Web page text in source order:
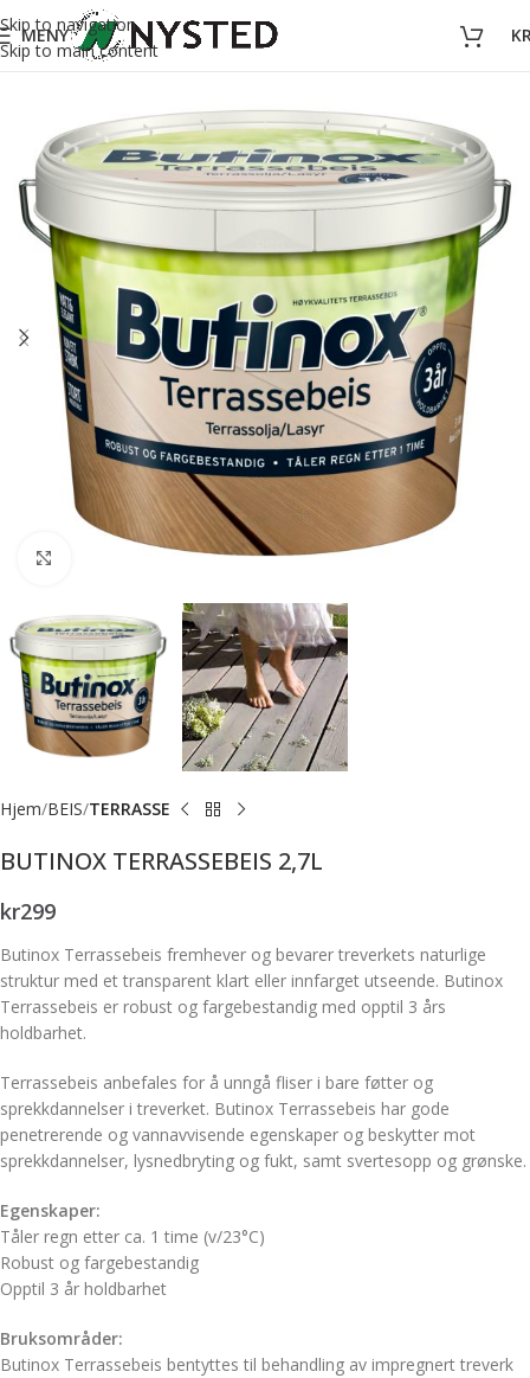
Skip to navigation
Skip to main content
MENY
Hjem BEIS TERRASSE
BUTINOX TERRASSEBEIS 2,7L
kr299
Butinox Terrassebeis fremhever og bevarer treverkets naturlige
struktur med et transparent klart eller innfarget utseende. Butinox
Terrassebeis er robust og fargebestandig med opptil 3 års
holdbarhet.
Terrassebeis anbefales for å unngå fliser i bare føtter og
sprekkdannelser i treverket. Butinox Terrassebeis har gode
penetrerende og vannavvisende egenskaper og beskytter mot
sprekkdannelser, lysnedbryting og fukt, samt svertesopp og grønske.
Egenskaper:
Tåler regn etter ca. 1 time (v/23°C)
Robust og fargebestandig
Opptil 3 år holdbarhet
Bruksområder:
Butinox Terrassebeis bentyttes til behandling av impregnert treverk